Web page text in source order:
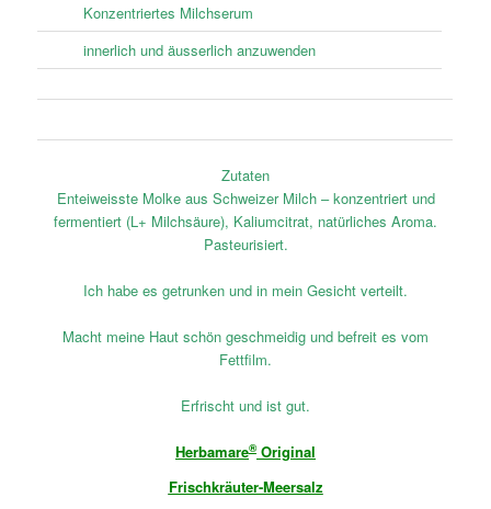
Konzentriertes Milchserum
innerlich und äusserlich anzuwenden
Zutaten
Enteiweisste Molke aus Schweizer Milch – konzentriert und
fermentiert (L+ Milchsäure), Kaliumcitrat, natürliches Aroma.
Pasteurisiert.
Ich habe es getrunken und in mein Gesicht verteilt.
Macht meine Haut schön geschmeidig und befreit es vom
Fettfilm.
Erfrischt und ist gut.
Herbamare®Original
Frischkräuter-Meersalz